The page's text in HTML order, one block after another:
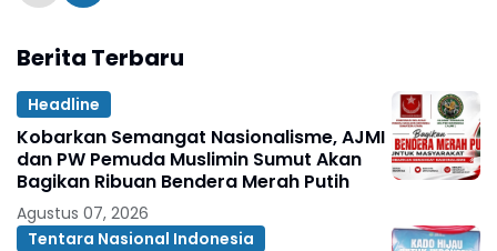
Berita Terbaru
Headline
Kobarkan Semangat Nasionalisme, AJMI
dan PW Pemuda Muslimin Sumut Akan
Bagikan Ribuan Bendera Merah Putih
Agustus 07, 2026
Tentara Nasional Indonesia